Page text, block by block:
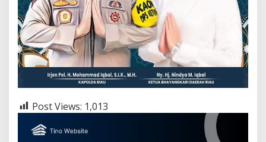
Post Views: 1,013